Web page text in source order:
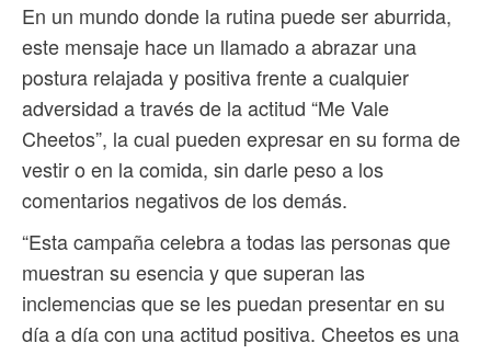
En un mundo donde la rutina puede ser aburrida,
este mensaje hace un llamado a abrazar una
postura relajada y positiva frente a cualquier
adversidad a través de la actitud “Me Vale
Cheetos”, la cual pueden expresar en su forma de
vestir o en la comida, sin darle peso a los
comentarios negativos de los demás.
“Esta campaña celebra a todas las personas que
muestran su esencia y que superan las
inclemencias que se les puedan presentar en su
día a día con una actitud positiva. Cheetos es una